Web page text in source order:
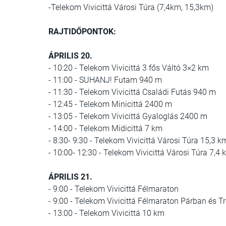
-Telekom Vivicittá Városi Túra (7,4km, 15,3km)
RAJTIDŐPONTOK:
ÁPRILIS 20.
- 10:20 - Telekom Vivicittá 3 fős Váltó 3×2 km
- 11:00 - SUHANJ! Futam 940 m
- 11:30 - Telekom Vivicittá Családi Futás 940 m
- 12:45 - Telekom Minicittá 2400 m
- 13:05 - Telekom Vivicittá Gyaloglás 2400 m
- 14:00 - Telekom Midicittá 7 km
- 8:30- 9:30 - Telekom Vivicittá Városi Túra 15,3
- 10:00- 12:30 - Telekom Vivicittá Városi Túra 7,4
ÁPRILIS 21.
- 9:00 - Telekom Vivicittá Félmaraton
- 9:00 - Telekom Vivicittá Félmaraton Párban és
- 13:00 - Telekom Vivicittá 10 km